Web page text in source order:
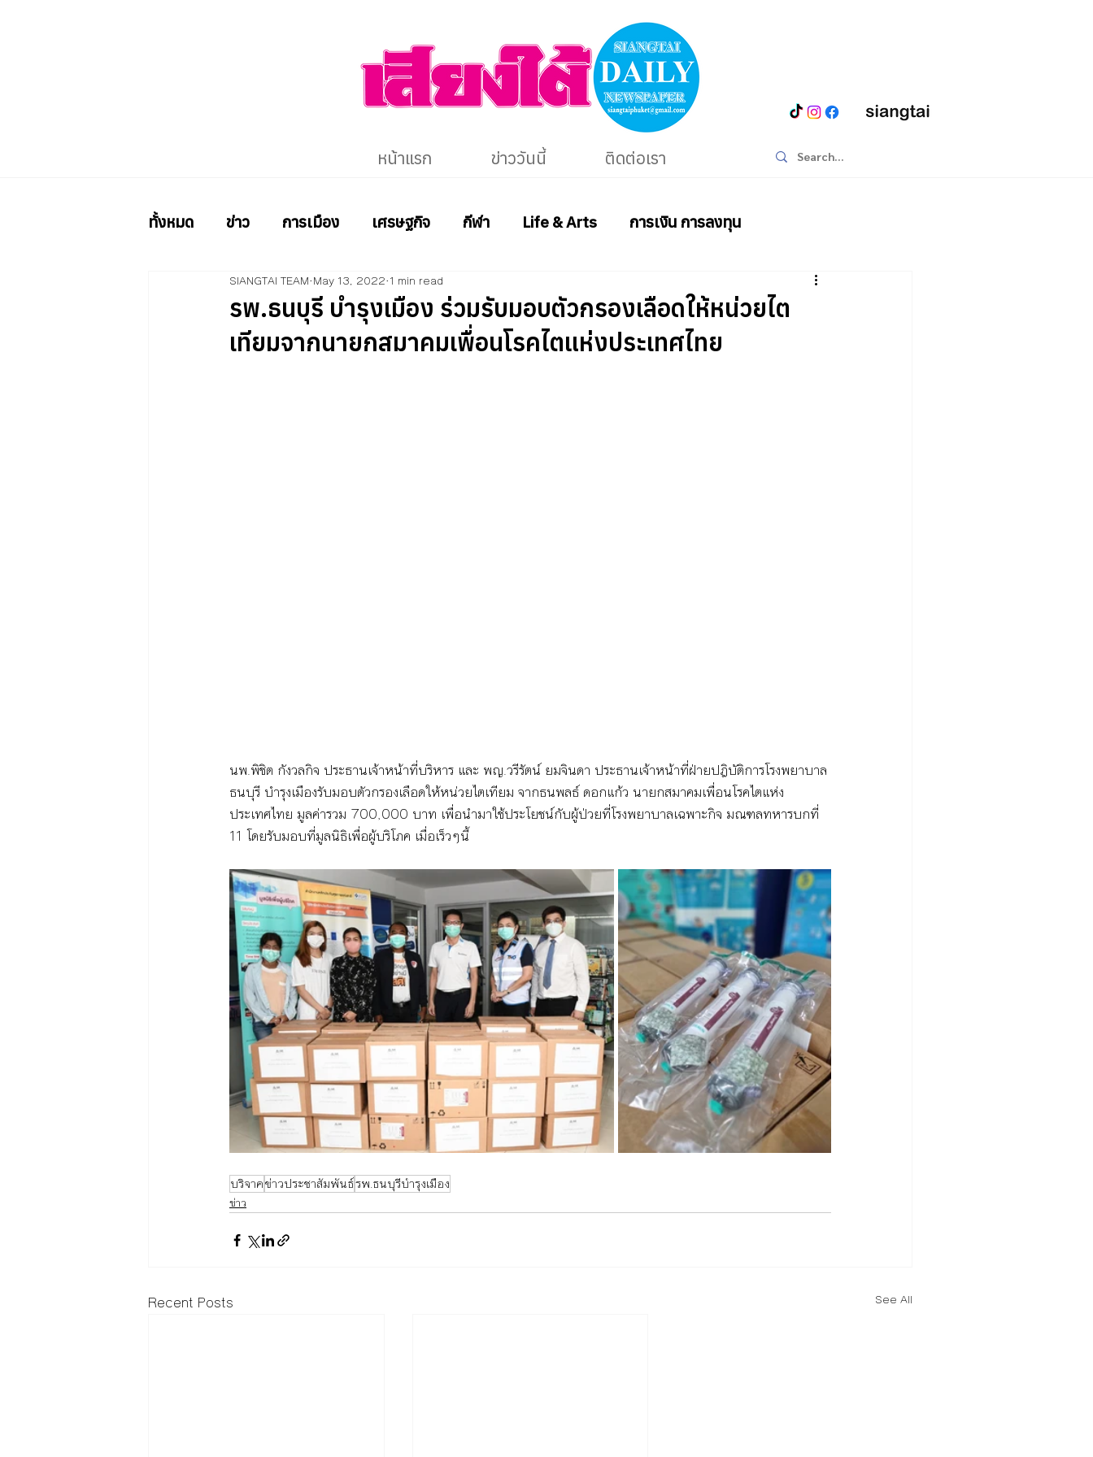
หน้าแรก ข่าววันนี้ ติดต่อเรา
ทั้งหมด ข่าว การเมือง เศรษฐกิจ กีฬา Life & Arts การเงิน การลงทุน
รพ.ธนบุรี บำรุงเมือง ร่วมรับมอบตัวกรองเลือดให้หน่วยไต
เทียมจากนายกสมาคมเพื่อนโรคไตแห่งประเทศไทย
SIANGTAI TEAM May 13, 2022 1 min read
นพ.พิชิต กังวลกิจ ประธานเจ้าหน้าที่บริหาร และ พญ.วรีรัตน์ ยมจินดา ประธานเจ้าหน้าที่ฝ่ายปฎิบัติการโรงพยาบาล
ธนบุรี บำรุงเมืองรับมอบตัวกรองเลือดให้หน่วยไตเทียม จากธนพลธ์ ดอกแก้ว นายกสมาคมเพื่อนโรคไตแห่ง
ประเทศไทย มูลค่ารวม 700,000 บาท เพื่อนำมาใช้ประโยชน์กับผู้ป่วยที่โรงพยาบาลเฉพาะกิจ มณฑลทหารบกที่
11 โดยรับมอบที่มูลนิธิเพื่อผู้บริโภค เมื่อเร็วๆนี้
บริจาคข่าวประชาสัมพันธ์รพ.ธนบุรีบำรุงเมือง
ข่าว
Recent Posts See All